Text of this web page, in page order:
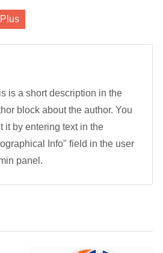
is a short description in the
block about the author. You
it by entering text in the
Info" field in the user
panel.